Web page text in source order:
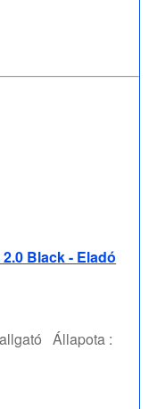
Black - Eladó
Állapota :